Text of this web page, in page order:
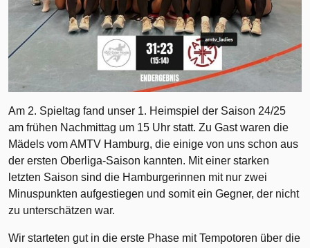
Am 2. Spieltag fand unser 1. Heimspiel der Saison 24/25
am frühen Nachmittag um 15 Uhr statt. Zu Gast waren die
Mädels vom AMTV Hamburg, die einige von uns schon aus
der ersten Oberliga-Saison kannten. Mit einer starken
letzten Saison sind die Hamburgerinnen mit nur zwei
Minuspunkten aufgestiegen und somit ein Gegner, der nicht
zu unterschätzen war.
Wir starteten gut in die erste Phase mit Tempotoren über die